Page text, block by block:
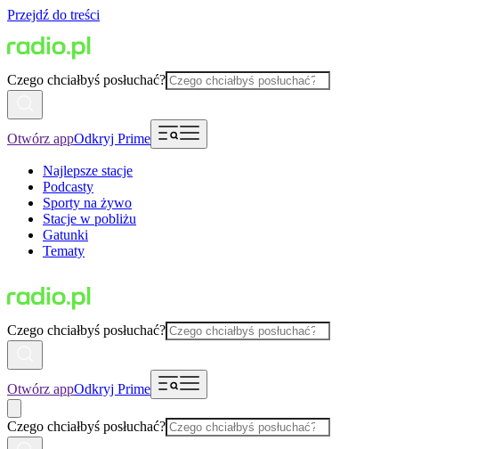
Przejdź do treści
Czego chciałbyś posłuchać?
Otwórz appOdkryj Prime
Najlepsze stacje
Podcasty
Sporty na żywo
Stacje w pobliżu
Gatunki
Tematy
Czego chciałbyś posłuchać?
Otwórz appOdkryj Prime
Czego chciałbyś posłuchać?